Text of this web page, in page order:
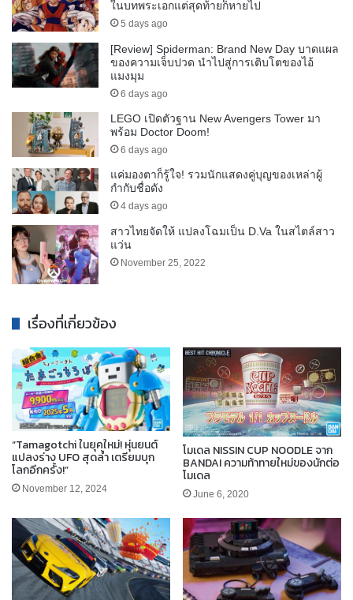
ในบทพระเอกแต่สุดท้ายก็หายไป
5 days ago
[Review] Spiderman: Brand New Day บาดแผล
ของความเจ็บปวด นำไปสู่การเติบโตของไอ้
แมงมุม
6 days ago
LEGO เปิดตัวฐาน New Avengers Tower มา
พร้อม Doctor Doom!
6 days ago
แค่มองตาก็รู้ใจ! รวมนักแสดงคู่บุญของเหล่าผู้
กำกับชื่อดัง
4 days ago
สาวไทยจัดให้ แปลงโฉมเป็น D.Va ในสไตล์สาว
แว่น
November 25, 2022
เรื่องที่เกี่ยวข้อง
“Tamagotchi ในยุคใหม่! หุ่นยนต์
แปลงร่าง UFO สุดล้ำ เตรียมบุก
โลกอีกครั้ง!”
November 12, 2024
โมเดล NISSIN CUP NOODLE จาก
BANDAI ความท้าทายใหม่ของนักต่อ
โมเดล
June 6, 2020